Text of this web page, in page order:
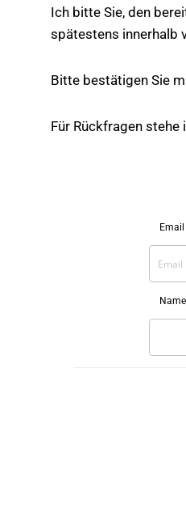
Ich bitte Sie, den
spätestens innerhalb
Bitte bestätigen Sie
Für Rückfragen stehe
Email